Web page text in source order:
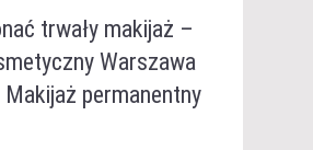
trwały makijaż –
Warszawa
Makijaż permanentny